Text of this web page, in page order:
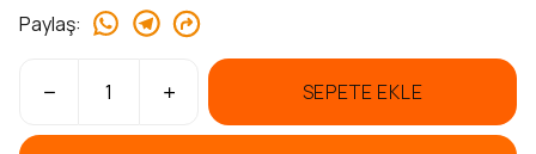
Paylaş:
SEPETE EKLE